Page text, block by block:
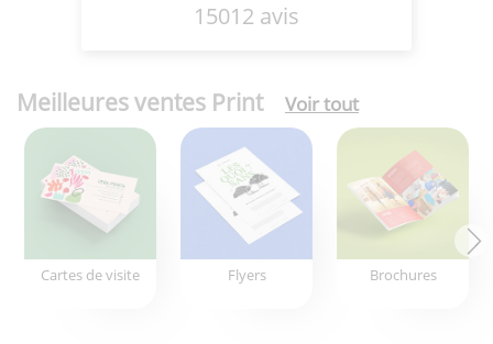
15012 avis
Meilleures ventes Print Voir tout
Cartes de visite Flyers Brochures